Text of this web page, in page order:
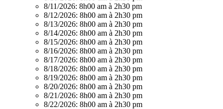
8/11/2026: 8h00 am à 2h30 pm
8/12/2026: 8h00 am à 2h30 pm
8/13/2026: 8h00 am à 2h30 pm
8/14/2026: 8h00 am à 2h30 pm
8/15/2026: 8h00 am à 2h30 pm
8/16/2026: 8h00 am à 2h30 pm
8/17/2026: 8h00 am à 2h30 pm
8/18/2026: 8h00 am à 2h30 pm
8/19/2026: 8h00 am à 2h30 pm
8/20/2026: 8h00 am à 2h30 pm
8/21/2026: 8h00 am à 2h30 pm
8/22/2026: 8h00 am à 2h30 pm